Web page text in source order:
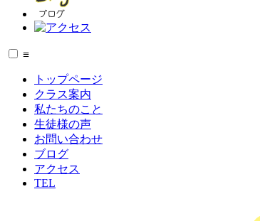
≡
トップページ
クラス案内
私たちのこと
生徒様の声
お問い合わせ
ブログ
アクセス
TEL